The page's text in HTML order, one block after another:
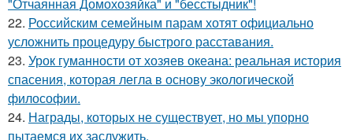
22. Российским семейным парам хотят официально
усложнить процедуру быстрого расставания.
23. Урок гуманности от хозяев океана: реальная история
спасения, которая легла в основу экологической
философии.
24. Награды, которых не существует, но мы упорно
пытаемся их заслужить.